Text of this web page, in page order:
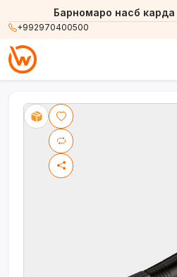
+992970400500
Барномаро насб